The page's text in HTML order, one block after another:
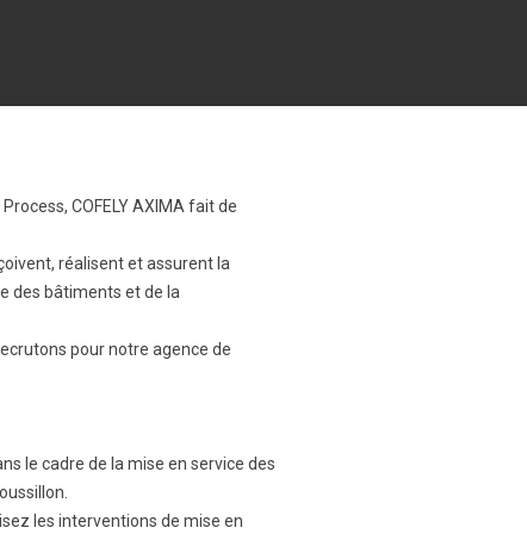
COFELY AXIMA fait de
réalisent et assurent la
des bâtiments et de la
pour notre agence de
le cadre de la mise en service des
les interventions de mise en